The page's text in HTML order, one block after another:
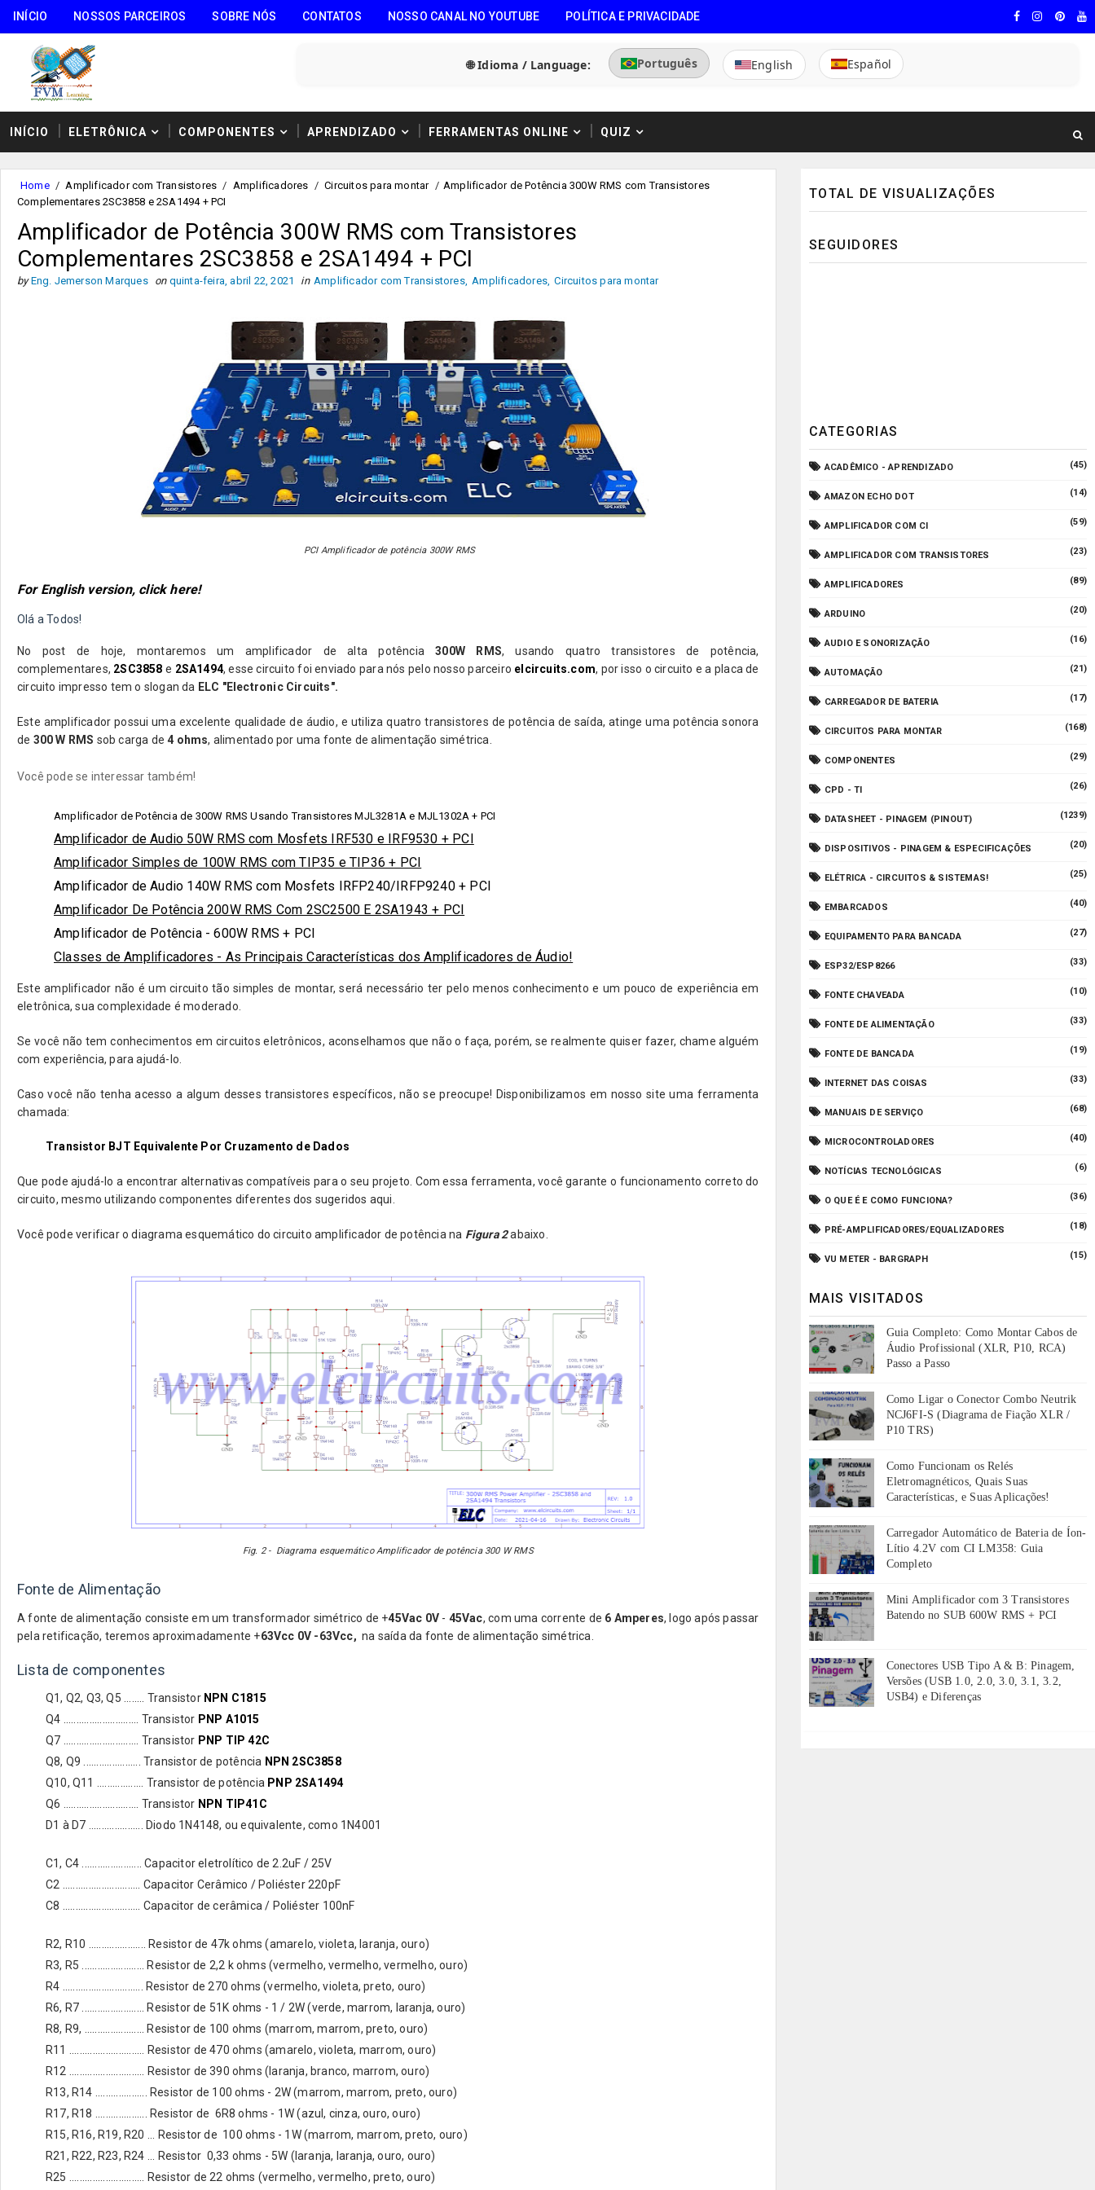
INÍCIO NOSSOS PARCEIROS SOBRE NÓS CONTATOS NOSSO CANAL NO YOUTUBE POLÍTICA E PRIVACIDADE
🌐 Idioma / Language: Português English Español
INÍCIO ELETRÔNICA COMPONENTES APRENDIZADO FERRAMENTAS ONLINE QUIZ
Home / Amplificador com Transistores / Amplificadores / Circuitos para montar / Amplificador de Potência 300W RMS com Transistores
Complementares 2SC3858 e 2SA1494 + PCI
Amplificador de Potência 300W RMS com Transistores
Complementares 2SC3858 e 2SA1494 + PCI
by Eng. Jemerson Marques on quinta-feira, abril 22, 2021 in Amplificador com Transistores, Amplificadores, Circuitos para montar
PCI Amplificador de potência 300W RMS
For English version, click here!
Olá a Todos!
No post de hoje, montaremos um amplificador de alta potência300W RMS, usando quatro transistores de potência,
complementares, 2SC3858 e 2SA1494, esse circuito foi enviado para nós pelo nosso parceiro elcircuits.com, por isso o circuito e a placa de
circuito impresso tem o slogan da ELC "Electronic Circuits".
Este amplificador possui uma excelente qualidade de áudio, e utiliza quatro transistores de potência de saída, atinge uma potência sonora
de 300 W RMS sob carga de4 ohms, alimentado por uma fonte de alimentação simétrica.
Você pode se interessar também!
Amplificador de Potência de 300W RMS Usando Transistores MJL3281A e MJL1302A + PCI
Amplificador de Audio 50W RMS com Mosfets IRF530 e IRF9530 + PCI
Amplificador Simples de 100W RMS com TIP35 e TIP36 + PCI
Amplificador de Audio 140W RMS com Mosfets IRFP240/IRFP9240 + PCI
Amplificador De Potência 200W RMS Com 2SC2500 E 2SA1943 + PCI
Amplificador de Potência - 600W RMS + PCI
Classes de Amplificadores - As Principais Características dos Amplificadores de Áudio!
Este amplificador não é um circuito tão simples de montar, será necessário ter pelo menos conhecimento e um pouco de experiência em
eletrônica, sua complexidade é moderado.
Se você não tem conhecimentos em circuitos eletrônicos, aconselhamos que não o faça, porém, se realmente quiser fazer, chame alguém
com experiência, para ajudá-lo.
Caso você não tenha acesso a algum desses transistores específicos, não se preocupe! Disponibilizamos em nosso site uma ferramenta
chamada:
Transistor BJT Equivalente Por Cruzamento de Dados
Que pode ajudá-lo a encontrar alternativas compatíveis para o seu projeto. Com essa ferramenta, você garante o funcionamento correto do
circuito, mesmo utilizando componentes diferentes dos sugeridos aqui.
Você pode verificar o diagrama esquemático do circuito amplificador de potência na Figura 2abaixo.
Fig. 2 - Diagrama esquemático Amplificador de potência 300 W RMS
Fonte de Alimentação
A fonte de alimentação consiste em um transformador simétrico de +45Vac 0V - 45Vac, com uma corrente de 6 Amperes, logo após passar
pela retificação, teremos aproximadamente +63Vcc 0V -63Vcc,na saída da fonte de alimentação simétrica.
Lista de componentes
Q1, Q2, Q3, Q5 ........ Transistor NPN C1815
Q4 ............................. Transistor PNP A1015
Q7 ............................. Transistor PNP TIP 42C
Q8, Q9 ...................... Transistor de potência NPN 2SC3858
Q10, Q11 .................. Transistor de potência PNP 2SA1494
Q6 ............................. Transistor NPN TIP41C
D1 à D7 ..................... Diodo 1N4148, ou equivalente, como 1N4001
C1, C4 ....................... Capacitor eletrolítico de 2.2uF / 25V
C2 .............................. Capacitor Cerâmico / Poliéster 220pF
C8 .............................. Capacitor de cerâmica / Poliéster 100nF
R2, R10 ...................... Resistor de 47k ohms (amarelo, violeta, laranja, ouro)
R3, R5 ........................ Resistor de 2,2 k ohms (vermelho, vermelho, vermelho, ouro)
R4 ............................... Resistor de 270 ohms (vermelho, violeta, preto, ouro)
R6, R7 ........................ Resistor de 51K ohms - 1 / 2W (verde, marrom, laranja, ouro)
R8, R9, ....................... Resistor de 100 ohms (marrom, marrom, preto, ouro)
R11 ............................. Resistor de 470 ohms (amarelo, violeta, marrom, ouro)
R12 ............................. Resistor de 390 ohms (laranja, branco, marrom, ouro)
R13, R14 .................... Resistor de 100 ohms - 2W (marrom, marrom, preto, ouro)
R17, R18 .................... Resistor de 6R8 ohms - 1W (azul, cinza, ouro, ouro)
R15, R16, R19, R20 ... Resistor de 100 ohms - 1W (marrom, marrom, preto, ouro)
R21, R22, R23, R24 ... Resistor 0,33 ohms - 5W (laranja, laranja, ouro, ouro)
R25 ............................. Resistor de 22 ohms (vermelho, vermelho, preto, ouro)
TOTAL DE VISUALIZAÇÕES
SEGUIDORES
CATEGORIAS
ACADÊMICO - APRENDIZADO (45)
AMAZON ECHO DOT (14)
AMPLIFICADOR COM CI (59)
AMPLIFICADOR COM TRANSISTORES (23)
AMPLIFICADORES (89)
ARDUINO (20)
AUDIO E SONORIZAÇÃO (16)
AUTOMAÇÃO (21)
CARREGADOR DE BATERIA (17)
CIRCUITOS PARA MONTAR (168)
COMPONENTES (29)
CPD - TI (26)
DATASHEET - PINAGEM (PINOUT) (1239)
DISPOSITIVOS - PINAGEM & ESPECIFICAÇÕES (20)
ELÉTRICA - CIRCUITOS & SISTEMAS! (25)
EMBARCADOS (40)
EQUIPAMENTO PARA BANCADA (27)
ESP32/ESP8266 (33)
FONTE CHAVEADA (10)
FONTE DE ALIMENTAÇÃO (33)
FONTE DE BANCADA (19)
INTERNET DAS COISAS (33)
MANUAIS DE SERVIÇO (68)
MICROCONTROLADORES (40)
NOTÍCIAS TECNOLÓGICAS (6)
O QUE É E COMO FUNCIONA? (36)
PRÉ-AMPLIFICADORES/EQUALIZADORES (18)
VU METER - BARGRAPH (15)
MAIS VISITADOS
Guia Completo: Como Montar Cabos de
Áudio Profissional (XLR, P10, RCA)
Passo a Passo
Como Ligar o Conector Combo Neutrik
NCJ6FI-S (Diagrama de Fiação XLR /
P10 TRS)
Como Funcionam os Relés
Eletromagnéticos, Quais Suas
Características, e Suas Aplicações!
Carregador Automático de Bateria de Íon-
Lítio 4.2V com CI LM358: Guia
Completo
Mini Amplificador com 3 Transistores
Batendo no SUB 600W RMS + PCI
Conectores USB Tipo A & B: Pinagem,
Versões (USB 1.0, 2.0, 3.0, 3.1, 3.2,
USB4) e Diferenças